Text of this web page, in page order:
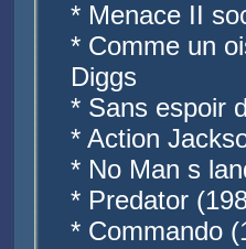
* Menace II
* Comme un
Diggs
* Sans espoir
* Action
* No Man s
* Predator
* Commando